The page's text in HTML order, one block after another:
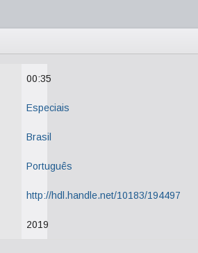
00:35
Especiais
Brasil
Português
http://hdl.handle.net/10183/194497
2019